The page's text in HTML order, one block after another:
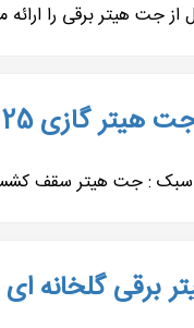
هیتر برقی را ارائه می‌دهیم که به
گازی 25 هزار ، جت فن
سبک : جت هیتر سقف
برقی گلخانه